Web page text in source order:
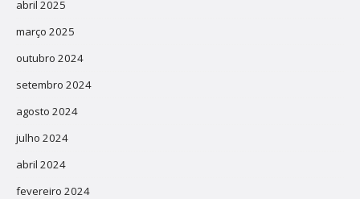
abril 2025
março 2025
outubro 2024
setembro 2024
agosto 2024
julho 2024
abril 2024
fevereiro 2024